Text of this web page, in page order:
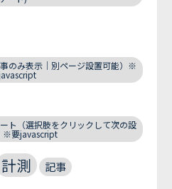
のみ表示｜別ページ設置可能）※
ト（選択肢をクリックして次の設
※要javascript
計測 記事